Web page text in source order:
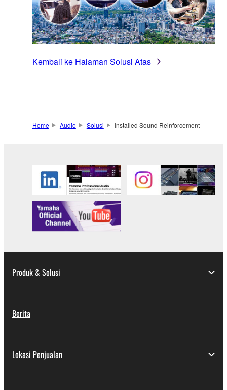
Kembali ke Halaman Solusi Atas
Home Audio Solusi Installed Sound Reinforcement
Produk & Solusi
Berita
Lokasi Penjualan